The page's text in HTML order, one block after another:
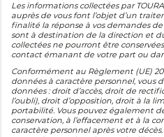
Les informations collectées par
auprès de vous font l’objet d’un
finalité la réponse à vos demandes
sont à destination de la direction et
collectées ne pourront être
contact émanant de votre part ou
Conformément au Règlement (UE)
données à caractère personnel, vous
données : droit d’accès, droit de
l’oubli), droit d’opposition, droit à la
portabilité. Vous pouvez également
conservation, à l’effacement et à la
caractère personnel après votre